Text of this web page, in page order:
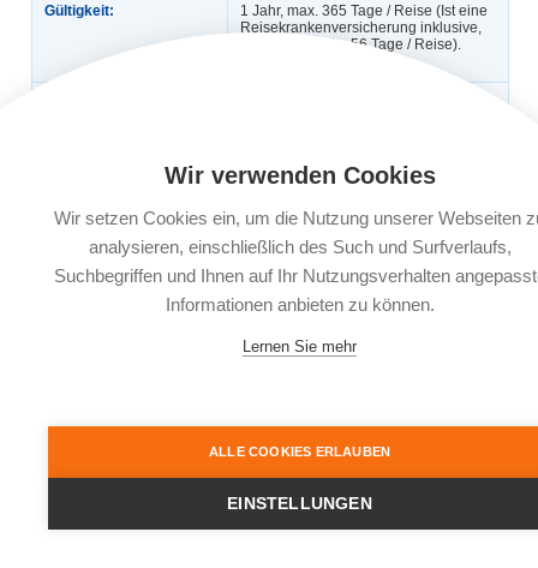
Gültigkeit:
1 Jahr, max. 365 Tage / Reise (Ist eine
Reisekrankenversicherung inklusive,
dann gilt: 1 Jahr, 56 Tage / Reise).
Auch für Geschäftsreisen.
Nach Reisebuchung bis 30 Tage vor
Reiseantritt, ab dem 29. Tag vor
Reisebuchung möglich.
Leistungsträger:
AWP P&C S.A., Bahnhofstraße 16,
85609 Aschheim bei München
Informationsblatt zu
Versicherungsprodukten (IPID)
Wir verwenden Cookies
Wir setzen Cookies ein, um die Nutzung unserer Webseiten
analysieren, einschließlich des Such und Surfverlaufs,
Suchbegriffen und Ihnen auf Ihr Nutzungsverhalten
Informationen anbieten zu können.
Lernen Sie mehr
ALLE COOKIES ERLAUBEN
EINSTELLUNGEN